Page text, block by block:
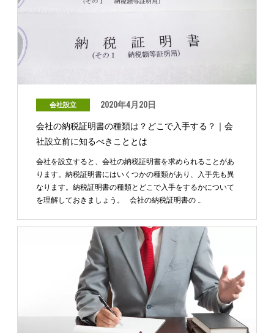
会社設立 2020年4月20日
会社の納税証明書の種類は？どこで入手する？｜会
社設立前に知るべきこととは
会社を設立すると、会社の納税証明書を求められることがあ
ります。納税証明書にはいくつかの種類があり、入手先も異
なります。納税証明書の種類とどこで入手をするかについて
を理解しておきましょう。 会社の納税証明書の …